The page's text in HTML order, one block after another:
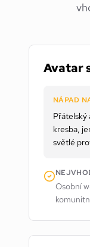
Avatar
NÁPAD
Přátelský
kresba,
světlé
Osobní